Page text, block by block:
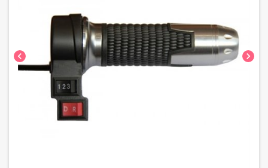
chevron_left chevron_right